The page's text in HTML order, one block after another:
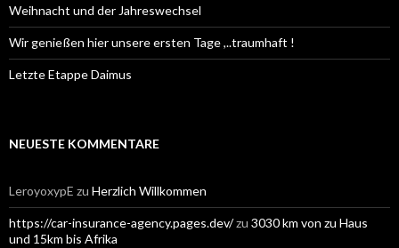
Weihnacht und der Jahreswechsel
Wir genießen hier unsere ersten Tage ,..traumhaft !
Letzte Etappe Daimus
NEUESTE KOMMENTARE
LeroyoxypE zu Herzlich Willkommen
https://car-insurance-agency.pages.dev/zu 3030 km von zu Haus
und 15km bis Afrika